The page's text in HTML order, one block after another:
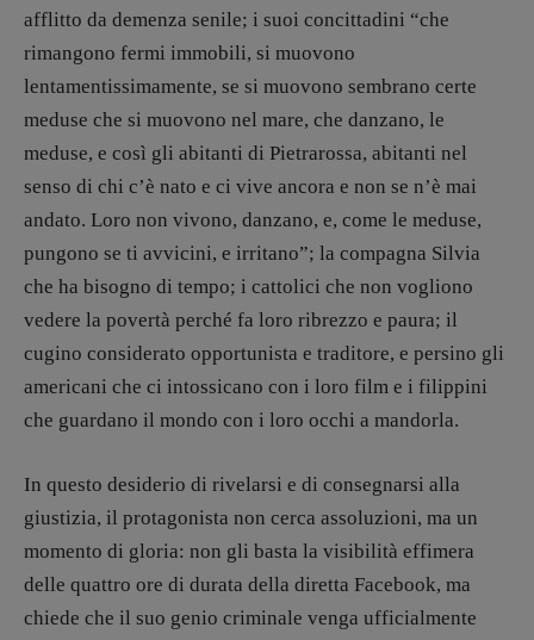
Case editrici e coordinamento
recensioni:
Elio Grasso[eliovoyager@gmail.com]
Coordinamento Primo Piano:
Elisabetta Michielin
[michielin.elisabetta@gmail.com]
Coordinamento News in breve:
Anna da Re
[anna.dare.comunicazione@gmail.com]
Coordinamento Fumetti:
[fabio.malagnini@gmail. com]
Coordinamento Pulp for kids e social
media:
Valentina Marcoli
ARCHIVIO E AUTORI
afflitto da demenza senile; i suoi concittadini “che
rimangono fermi immobili, si muovono
lentamentissimamente, se si muovono sembrano certe
meduse che si muovono nel mare, che danzano, le
meduse, e così gli abitanti di Pietrarossa, abitanti nel
senso di chi c’è nato e ci vive ancora e non se n’è mai
andato. Loro non vivono, danzano, e, come le meduse,
pungono se ti avvicini, e irritano”; la compagna Silvia
che ha bisogno di tempo; i cattolici che non vogliono
vedere la povertà perché fa loro ribrezzo e paura; il
cugino considerato opportunista e traditore, e persino gli
americani che ci intossicano con i loro film e i filippini
che guardano il mondo con i loro occhi a mandorla.
In questo desiderio di rivelarsi e di consegnarsi alla
giustizia, il protagonista non cerca assoluzioni, ma un
momento di gloria: non gli basta la visibilità effimera
delle quattro ore di durata della diretta Facebook, ma
chiede che il suo genio criminale venga ufficialmente